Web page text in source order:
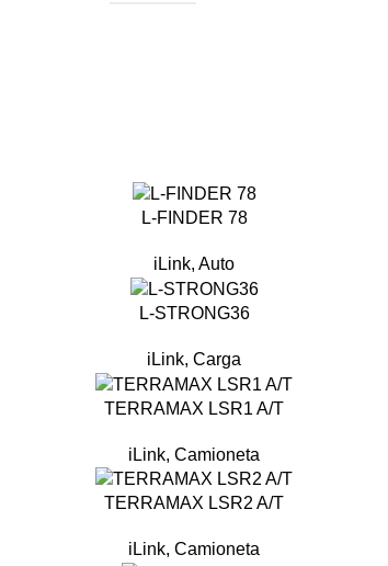
L-FINDER 78
iLink, Auto
L-STRONG36
iLink, Carga
TERRAMAX LSR1 A/T
iLink, Camioneta
TERRAMAX LSR2 A/T
iLink, Camioneta